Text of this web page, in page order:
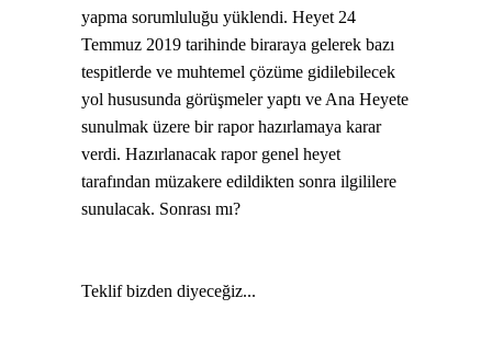
yapma sorumluluğu yüklendi. Heyet 24
Temmuz 2019 tarihinde biraraya gelerek bazı
tespitlerde ve muhtemel çözüme gidilebilecek
yol hususunda görüşmeler yaptı ve Ana Heyete
sunulmak üzere bir rapor hazırlamaya karar
verdi. Hazırlanacak rapor genel heyet
tarafından müzakere edildikten sonra ilgililere
sunulacak. Sonrası mı?
Teklif bizden diyeceğiz...